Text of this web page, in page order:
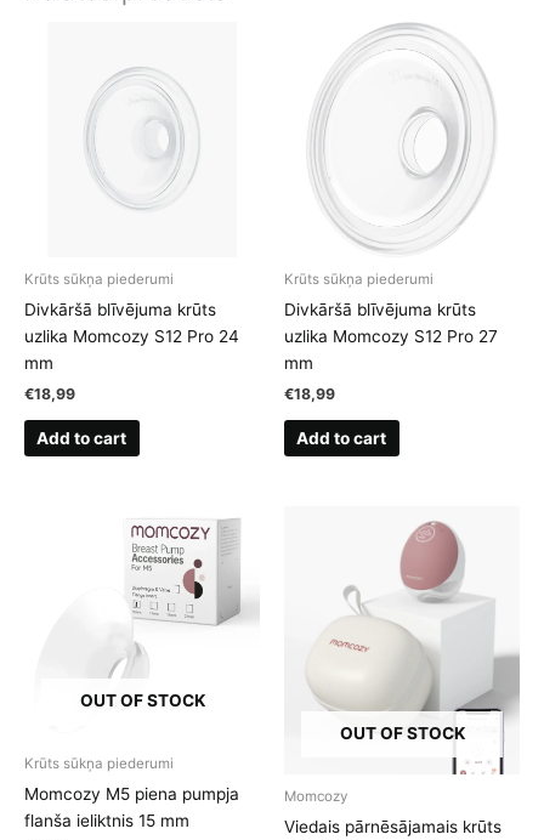
Krūts sūkņa piederumi
Divkāršā blīvējuma krūts
uzlika Momcozy S12 Pro 24
mm
€18,99
Add to cart
Krūts sūkņa piederumi
Divkāršā blīvējuma krūts
uzlika Momcozy S12 Pro 27
mm
€18,99
Add to cart
OUT OF STOCK
Krūts sūkņa piederumi
Momcozy M5 piena pumpja
flanša ieliktnis 15 mm
OUT OF STOCK
Momcozy
Viedais pārnēsājamais krūts